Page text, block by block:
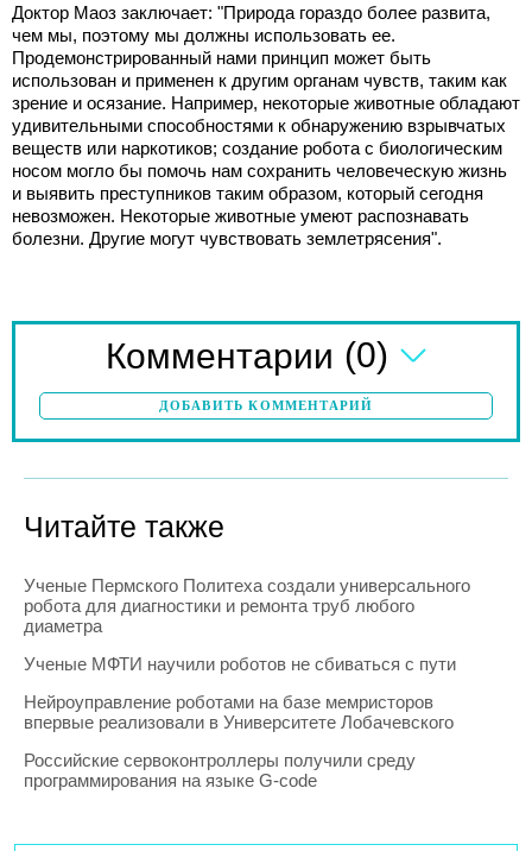
Доктор Маоз заключает: "Природа гораздо более развита,
чем мы, поэтому мы должны использовать ее.
Продемонстрированный нами принцип может быть
использован и применен к другим органам чувств, таким как
зрение и осязание. Например, некоторые животные обладают
удивительными способностями к обнаружению взрывчатых
веществ или наркотиков; создание робота с биологическим
носом могло бы помочь нам сохранить человеческую жизнь
и выявить преступников таким образом, который сегодня
невозможен. Некоторые животные умеют распознавать
болезни. Другие могут чувствовать землетрясения".
Комментарии (0)
ДОБАВИТЬ КОММЕНТАРИЙ
Читайте также
Ученые Пермского Политеха создали универсального
робота для диагностики и ремонта труб любого
диаметра
Ученые МФТИ научили роботов не сбиваться с пути
Нейроуправление роботами на базе мемристоров
впервые реализовали в Университете Лобачевского
Российские сервоконтроллеры получили среду
программирования на языке G-code